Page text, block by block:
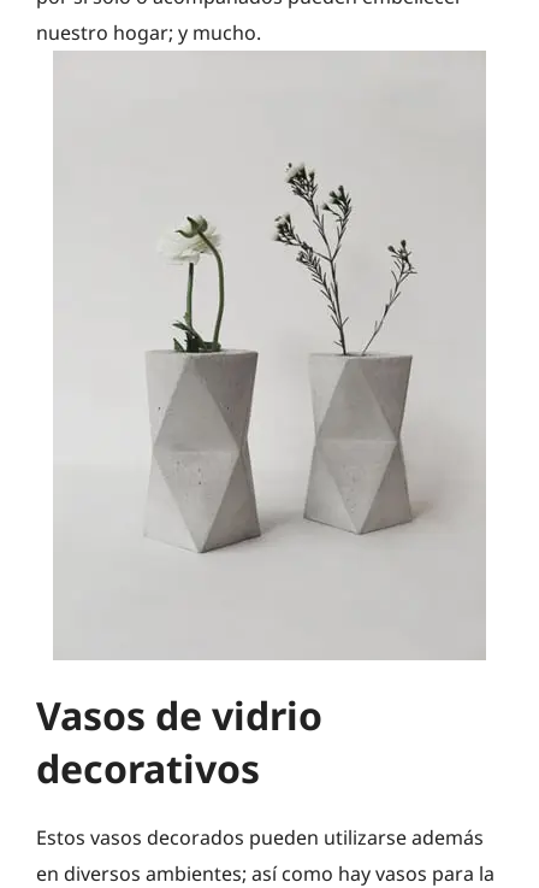
nuestro hogar; y mucho.
Vasos de vidrio
decorativos
Estos vasos decorados pueden utilizarse además
en diversos ambientes; así como hay vasos para la